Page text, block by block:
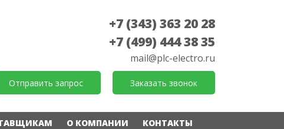
+7 (343) 363 20 28
+7 (499) 444 38 35
mail@plc-electro.ru
Отправить запрос Заказать звонок
О КОМПАНИИ КОНТАКТЫ